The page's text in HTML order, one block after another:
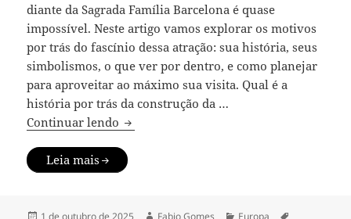
diante da Sagrada Família Barcelona é quase
impossível. Neste artigo vamos explorar os motivos
por trás do fascínio dessa atração: sua história, seus
simbolismos, o que ver por dentro, e como planejar
para aproveitar ao máximo sua visita. Qual é a
história por trás da construção da …
Continuar lendo Sagrada Família Barcelona: por que ela
Leia mais
Publicado
1 de outubro de 2025 Autor
Fabio Gomes Categorias
Europa